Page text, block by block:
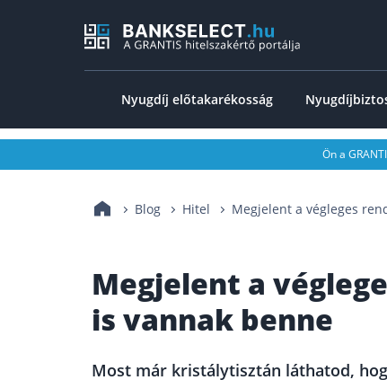
Nyugdíj előtakarékosság
Ön a
Blog Hitel Megjelent a végleges
Megjelent a
is vannak benne
Most már kristálytisztán láthatod,